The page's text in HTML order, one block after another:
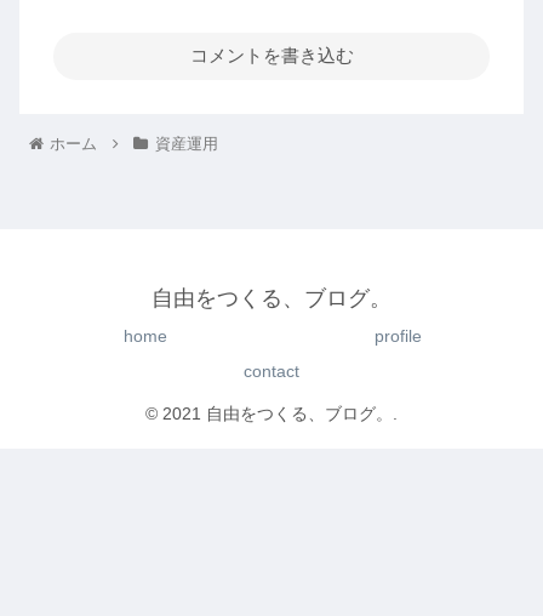
コメントを書き込む
ホーム 資産運用
自由をつくる、ブログ。
home
profile
contact
© 2021 自由をつくる、ブログ。.